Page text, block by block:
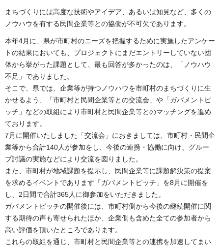
まちづくりには高度な技術やアイデア、あるいは知見など、多くの
ノウハウを有する民間企業等との協働が不可欠であります。
本年4月に、県が市町村のニーズを把握するために実施したアンケー
トの結果においても、プロジェクトにまだエントリーしていない団
体から挙がった課題として、最も回答が多かったのは、「ノウハウ
不足」でありました。
そこで、県では、企業等が持つノウハウを市町村のまちづくりに生
かせるよう、「市町村と民間企業等との交流会」や「ガバメントピ
ッチ」などの取組により市町村と民間企業等とのマッチングを進め
ております。
7月に開催いたしました「交流会」におきましては、市町村・民間企
業等から合計140人が参加をし、今後の連携・協働に向け、グルー
プ討議の実施などにより交流を図りました。
また、市町村が地域課題を提示し、民間企業等に課題解決策の提案
を求めるイベントであります「ガバメントピッチ」を8月に開催を
し、2日間で合計365人に御参加をいただきました。
ガバメントピッチの開催後には、市町村側から今後の継続開催に関
する期待の声も寄せられたほか、企業側も含めた全ての参加者から
高い評価を頂いたところであります。
これらの取組を通じ、市町村と民間企業等との連携を加速してまい